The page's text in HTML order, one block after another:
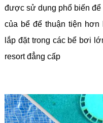
được sử dụng phổ biến
của bể để thuận tiện
lắp đặt trong các bể bơi
resort đẳng cấp